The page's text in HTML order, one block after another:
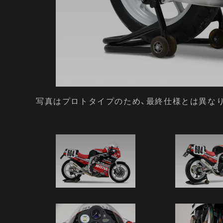
写真はプロトタイプのため、最終仕様とは異な